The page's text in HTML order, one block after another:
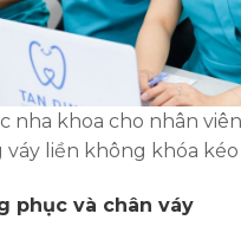
nha khoa cho nhân
liền không khóa kéo
phục và chân váy